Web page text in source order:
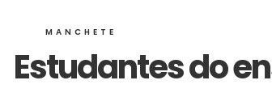
MANCHETE
Estudantes do